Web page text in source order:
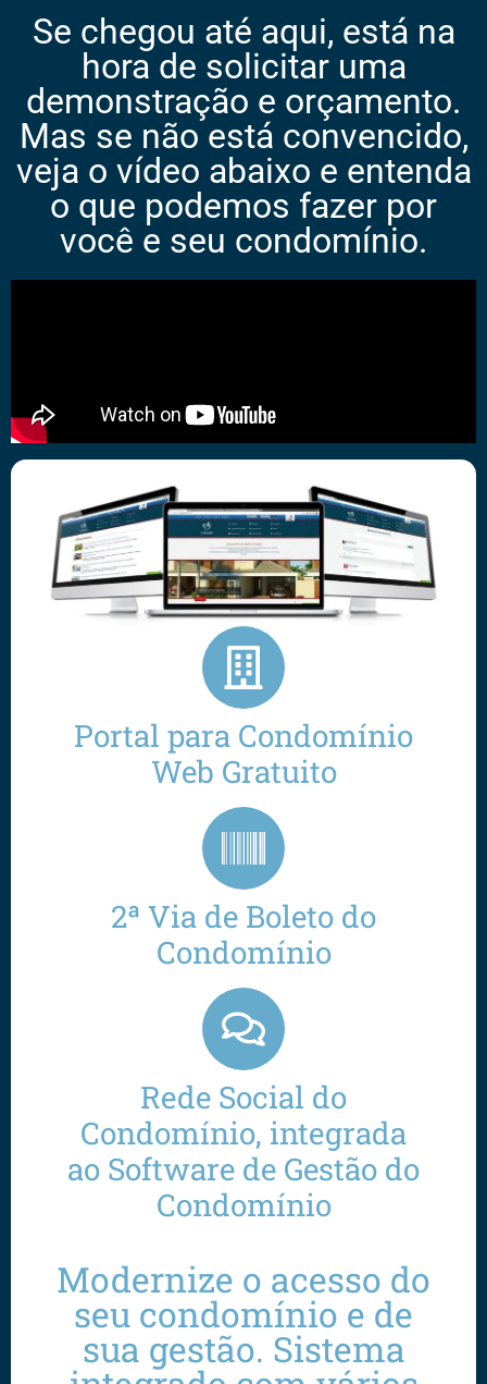
Se chegou até aqui, está na
hora de solicitar uma
demonstração e orçamento.
Mas se não está convencido,
veja o vídeo abaixo e entenda
o que podemos fazer por
você e seu condomínio.
Portal para Condomínio
Web Gratuito
2ª Via de Boleto do
Condomínio
Rede Social do
Condomínio, integrada
ao Software de Gestão do
Condomínio
Modernize o acesso do
seu condomínio e de
sua gestão. Sistema